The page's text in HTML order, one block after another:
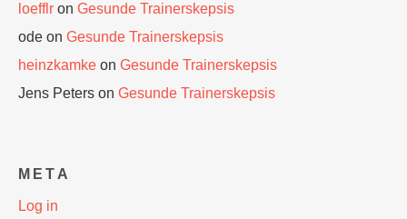
loefflr on Gesunde Trainerskepsis
ode on Gesunde Trainerskepsis
heinzkamke on Gesunde Trainerskepsis
Jens Peters on Gesunde Trainerskepsis
META
Log in